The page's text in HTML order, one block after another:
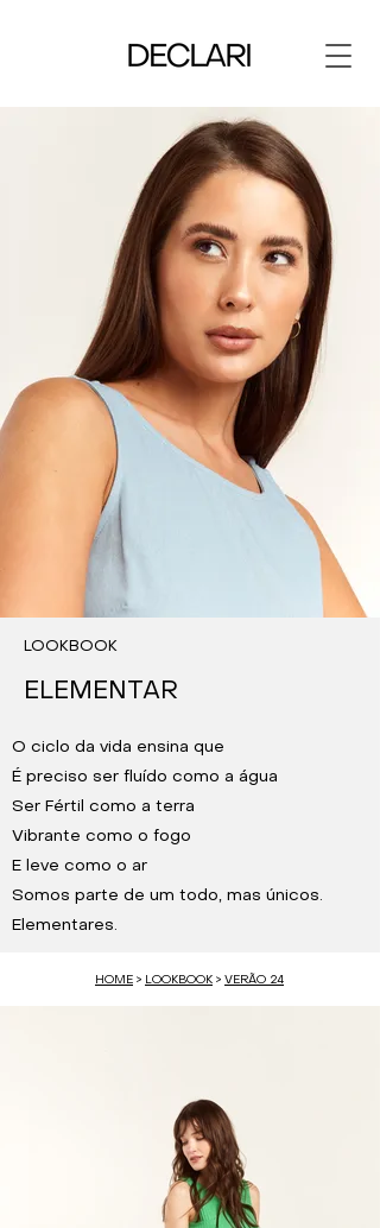
LOOKBOOK
ELEMENTAR
O ciclo da vida ensina que
É preciso ser fluído como a água
Ser Fértil como a terra
Vibrante como o fogo
E leve como o ar
Somos parte de um todo, mas únicos.
Elementares.
HOME > LOOKBOOK > VERÃO 24